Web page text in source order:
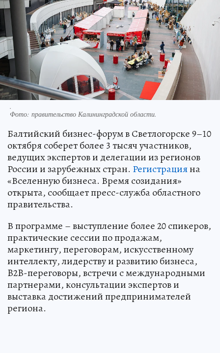
.
Фото: правительство Калининградской области.
Балтийский бизнес-форум в Светлогорске 9–10
октября соберет более 3 тысяч участников,
ведущих экспертов и делегации из регионов
России и зарубежных стран. Регистрацияна
«Вселенную бизнеса. Время созидания»
открыта, сообщает пресс-служба областного
правительства.
В программе – выступление более 20 спикеров,
практические сессии по продажам,
маркетингу, переговорам, искусственному
интеллекту, лидерству и развитию бизнеса,
B2B-переговоры, встречи с международными
партнерами, консультации экспертов и
выставка достижений предпринимателей
региона.